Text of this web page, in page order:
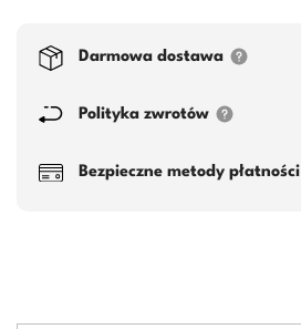
Darmowa dostawa
Polityka zwrotów
Bezpieczne metody płatności